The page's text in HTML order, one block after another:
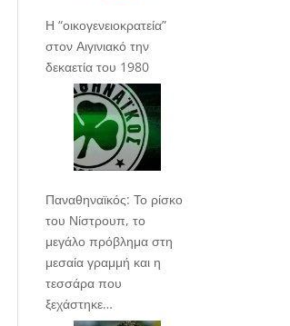
Η “οικογενειοκρατεία”
στον Αιγινιακό την
δεκαετία του 1980
Παναθηναϊκός: Το ρίσκο
του Νίστρουπ, το
μεγάλο πρόβλημα στη
μεσαία γραμμή και η
τεσσάρα που
ξεχάστηκε…